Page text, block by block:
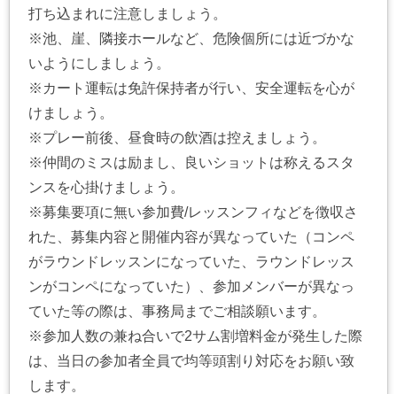
打ち込まれに注意しましょう。
※池、崖、隣接ホールなど、危険個所には近づかな
いようにしましょう。
※カート運転は免許保持者が行い、安全運転を心が
けましょう。
※プレー前後、昼食時の飲酒は控えましょう。
※仲間のミスは励まし、良いショットは称えるスタ
ンスを心掛けましょう。
※募集要項に無い参加費/レッスンフィなどを徴収さ
れた、募集内容と開催内容が異なっていた（コンペ
がラウンドレッスンになっていた、ラウンドレッス
ンがコンペになっていた）、参加メンバーが異なっ
ていた等の際は、事務局までご相談願います。
※参加人数の兼ね合いで2サム割増料金が発生した際
は、当日の参加者全員で均等頭割り対応をお願い致
します。